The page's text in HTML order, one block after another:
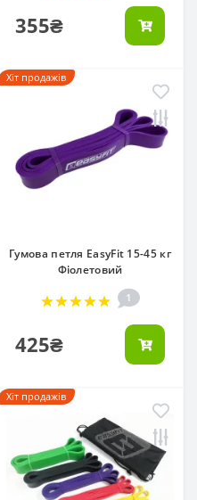
355₴
Хіт продажів
Гумова петля EasyFit 15-45 кг
Фіолетовий
1
425₴
Хіт продажів